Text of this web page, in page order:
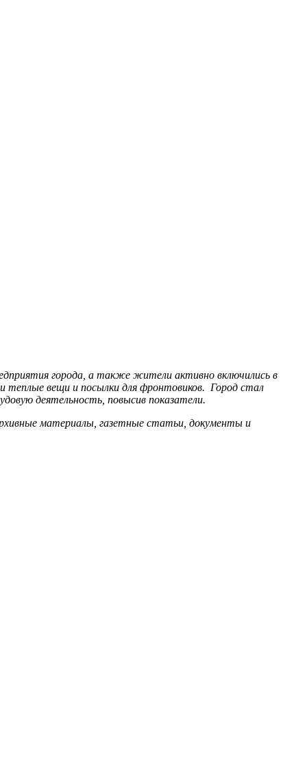
города, а также жители активно включились в
теплые вещи и посылки для фронтовиков. Город стал
деятельность, повысив показатели.
материалы, газетные статьи, документы и